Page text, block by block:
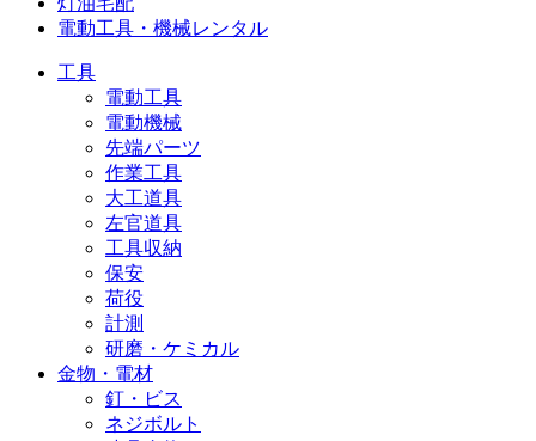
電動工具・機械レンタル
工具
電動工具
電動機械
先端パーツ
作業工具
大工道具
左官道具
工具収納
保安
荷役
計測
研磨・ケミカル
金物・電材
釘・ビス
ネジボルト